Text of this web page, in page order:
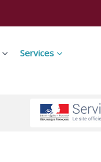
Services